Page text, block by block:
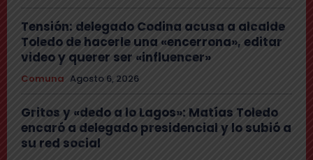
Tensión: delegado Codina acusa a alcalde
Toledo de hacerle una «encerrona», editar
video y querer ser «influencer»
Comuna Agosto 6, 2026
Gritos y «dedo a lo Lagos»: Matías Toledo
encaró a delegado presidencial y lo subió a
su red social